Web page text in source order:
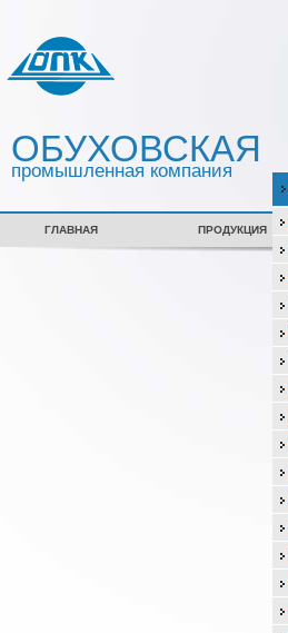
ОБУХОВСКАЯ
промышленная компания
ГЛАВНАЯ ПРОДУКЦИЯ